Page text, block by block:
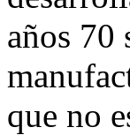
años 70
que no